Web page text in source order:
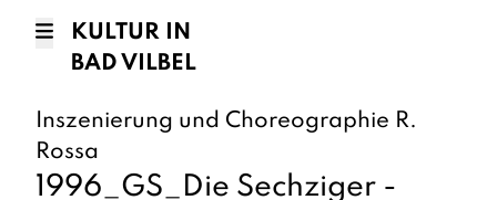
KULTUR IN
BAD VILBEL
Inszenierung und Choreographie R.
Rossa
1996_GS_Die Sechziger -